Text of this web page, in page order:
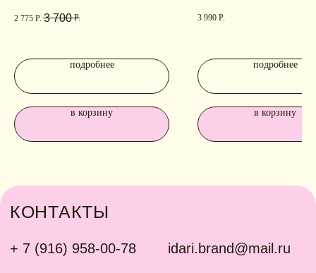
2 775 Р. 3 700 Р.
подробнее
в корзину
3 990 Р.
подробнее
в корзину